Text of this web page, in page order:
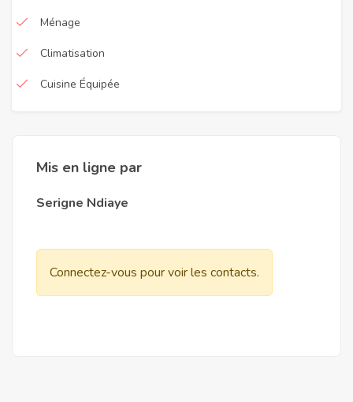
Ménage
Climatisation
Cuisine Équipée
Mis en ligne par
Serigne Ndiaye
Connectez-vous pour voir les contacts.